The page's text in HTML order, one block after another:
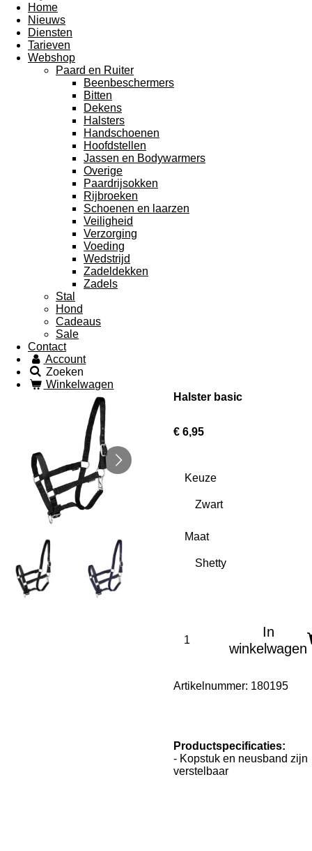
Home
Nieuws
Diensten
Tarieven
Webshop
Paard en Ruiter
Beenbeschermers
Bitten
Dekens
Halsters
Handschoenen
Hoofdstellen
Jassen en Bodywarmers
Overige
Paardrijsokken
Rijbroeken
Schoenen en laarzen
Veiligheid
Verzorging
Voeding
Wedstrijd
Zadeldekken
Zadels
Stal
Hond
Cadeaus
Sale
Contact
Account
Zoeken
Winkelwagen
Halster basic
€ 6,95
Keuze
Maat
In
winkelwagen
Artikelnummer: 180195
Productspecificaties:
- Kopstuk en neusband zijn
verstelbaar